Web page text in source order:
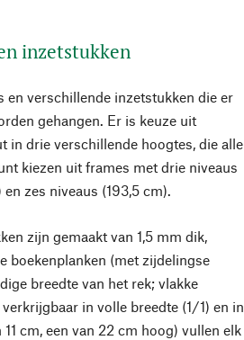
inzetstukken
verschillende inzetstukken die er
gehangen. Er is keuze uit
in drie verschillende hoogtes, die alle
kiezen uit frames met drie niveaus
zes niveaus (193,5 cm).
zijn gemaakt van 1,5 mm dik,
boekenplanken (met zijdelingse
breedte van het rek; vlakke
in volle breedte (1/1) en in
cm, een van 22 cm hoog) vullen elk